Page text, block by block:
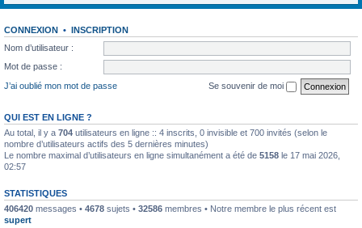
CONNEXION • INSCRIPTION
Nom d’utilisateur :
Mot de passe :
J’ai oublié mon mot de passe
Se souvenir de moi
QUI EST EN LIGNE ?
Au total, il y a 704 utilisateurs en ligne :: 4 inscrits, 0 invisible et 700 invités (selon le
nombre d’utilisateurs actifs des 5 dernières minutes)
Le nombre maximal d’utilisateurs en ligne simultanément a été de 5158 le 17 mai 2026,
02:57
STATISTIQUES
406420 messages • 4678 sujets • 32586 membres • Notre membre le plus récent est
supert